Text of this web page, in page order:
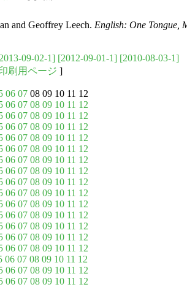
and Geoffrey Leech. English: One Tongue,
09-02-1] [2012-09-01-1] [2010-08-03-1]
刷用ページ ]
06 07 08 09 10 11 12
06 07 08 09 10 11 12
06 07 08 09 10 11 12
06 07 08 09 10 11 12
06 07 08 09 10 11 12
06 07 08 09 10 11 12
06 07 08 09 10 11 12
06 07 08 09 10 11 12
06 07 08 09 10 11 12
06 07 08 09 10 11 12
06 07 08 09 10 11 12
06 07 08 09 10 11 12
06 07 08 09 10 11 12
06 07 08 09 10 11 12
06 07 08 09 10 11 12
06 07 08 09 10 11 12
06 07 08 09 10 11 12
06 07 08 09 10 11 12